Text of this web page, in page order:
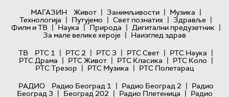
МАГАЗИН
Живот | Занимљивости | Музика |
Технологијa | Путујемо | Свет познатих | Здравље |
Филм и ТВ | Наука | Природа | Дигитални предузетник |
За мале велике хероје | Наизглед здрав
ТВ
РТС 1 | РТС 2 | РТС 3 | РТС Свет | РТС Наука |
РТС Драма | РТС Живот | РТС Класика | РТС Коло |
РТС Трезор | РТС Музика | РТС Полетарац
РАДИО
Радио Београд 1 | Радио Београд 2 | Радио
Београд 3 | Београд 202 | Радио Плетеница | Радио